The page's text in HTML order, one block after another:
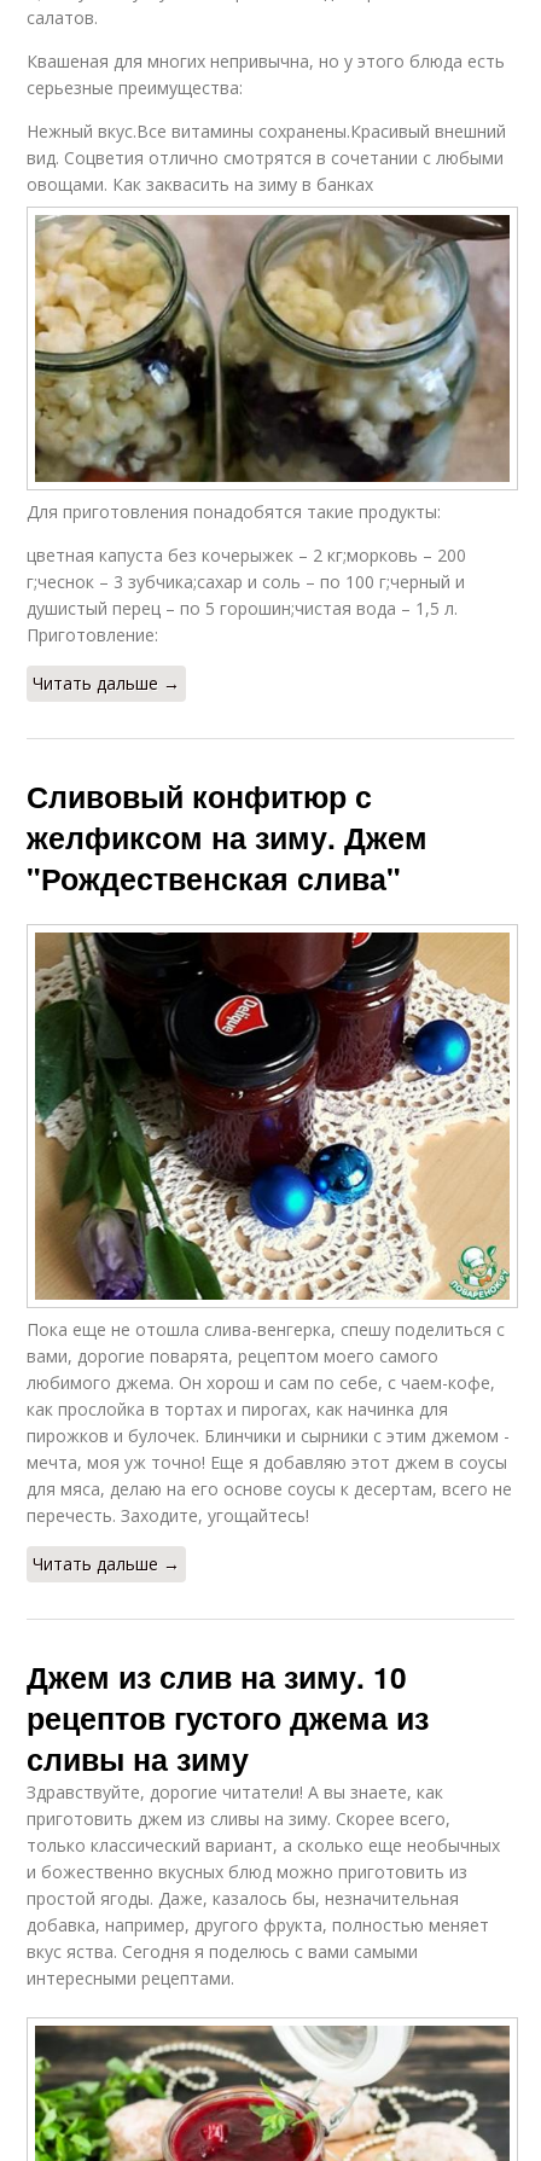
салатов.
Квашеная для многих непривычна, но у этого блюда есть
серьезные преимущества:
Нежный вкус.Все витамины сохранены.Красивый внешний
вид. Соцветия отлично смотрятся в сочетании с любыми
овощами. Как заквасить на зиму в банках
Для приготовления понадобятся такие продукты:
цветная капуста без кочерыжек – 2 кг;морковь – 200
г;чеснок – 3 зубчика;сахар и соль – по 100 г;черный и
душистый перец – по 5 горошин;чистая вода – 1,5 л.
Приготовление:
Читать дальше →
Сливовый конфитюр с
желфиксом на зиму. Джем
"Рождественская слива"
Пока еще не отошла слива-венгерка, спешу поделиться с
вами, дорогие поварята, рецептом моего самого
любимого джема. Он хорош и сам по себе, с чаем-кофе,
как прослойка в тортах и пирогах, как начинка для
пирожков и булочек. Блинчики и сырники с этим джемом -
мечта, моя уж точно! Еще я добавляю этот джем в соусы
для мяса, делаю на его основе соусы к десертам, всего не
перечесть. Заходите, угощайтесь!
Читать дальше →
Джем из слив на зиму. 10
рецептов густого джема из
сливы на зиму
Здравствуйте, дорогие читатели! А вы знаете, как
приготовить джем из сливы на зиму. Скорее всего,
только классический вариант, а сколько еще необычных
и божественно вкусных блюд можно приготовить из
простой ягоды. Даже, казалось бы, незначительная
добавка, например, другого фрукта, полностью меняет
вкус яства. Сегодня я поделюсь с вами самыми
интересными рецептами.